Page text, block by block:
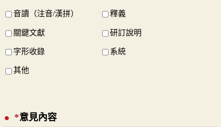
音讀（注音/漢拼） 釋義
關鍵文獻 研訂說明
字形收錄 系統
其他
*意見內容